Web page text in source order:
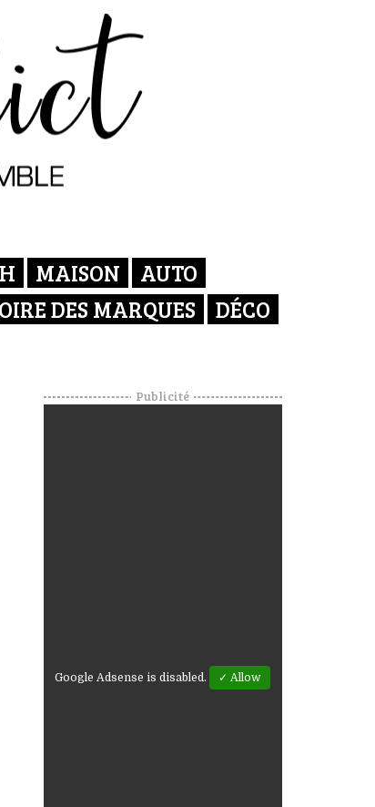
MAISON
AUTO
DES MARQUES
DÉCO
Publicité
Google Adsense is disabled. ✓ Allow